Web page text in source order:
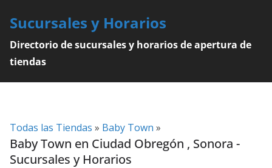
content
Sucursales y Horarios
Directorio de sucursales y horarios de apertura de
tiendas
Todas las Tiendas » Baby Town »
Baby Town en Ciudad Obregón , Sonora -
Sucursales y Horarios